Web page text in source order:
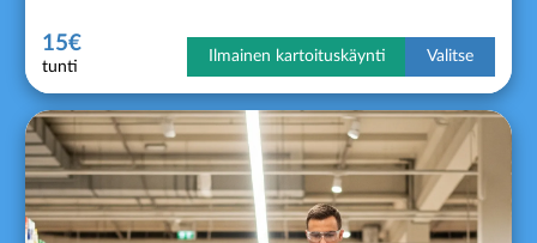
15€
tunti
Ilmainen kartoituskäynti Valitse